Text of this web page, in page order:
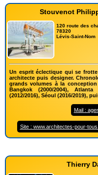
Stouvenot
120 route des
78320
Lévis-Saint-Nom
Un esprit éclectique qui se
architecte puis designer.
grands volumes à la conception
Bangkok (2000/2004),
(2012/2016), Séoul (2016/2019),
Mail :
Site : www.architectes-pour-
Thierry